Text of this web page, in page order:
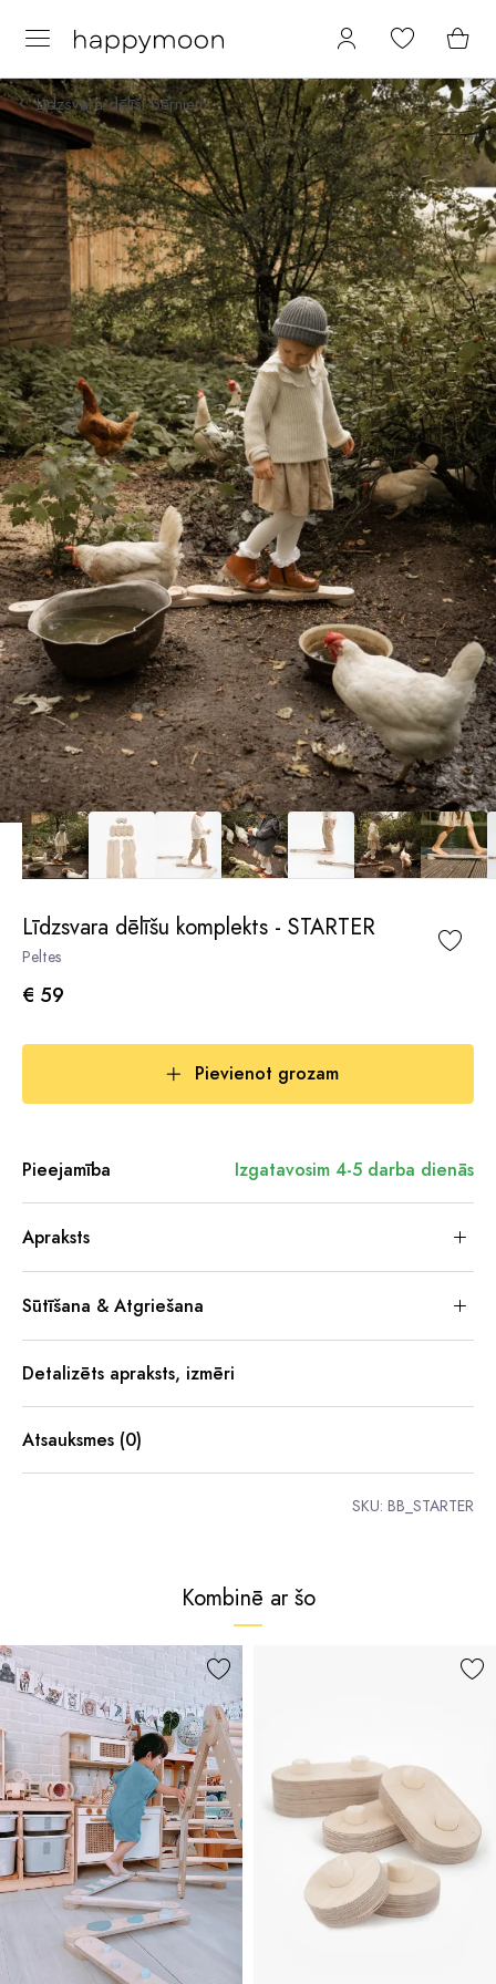
Līdzsvara dēlīši bērniem
Līdzsvara dēlīšu komplekts - STARTER
Peltes
€ 59
Pievienot grozam
Pieejamība Izgatavosim 4-5 darba dienās
Apraksts
Sūtīšana & Atgriešana
Detalizēts apraksts, izmēri
Atsauksmes (0)
SKU: BB_STARTER
Kombinē ar šo